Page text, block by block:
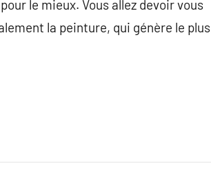
le mieux. Vous allez devoir vous
la peinture, qui génère le plus